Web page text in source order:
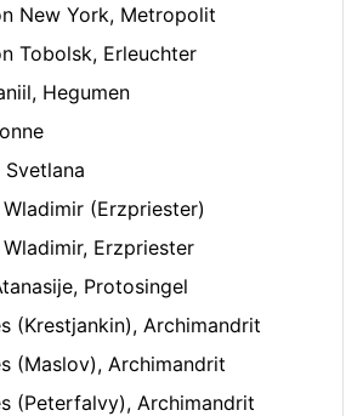
New York, Metropolit
Tobolsk, Erleuchter
Hegumen
Svetlana
(Erzpriester)
Erzpriester
Protosingel
(Krestjankin), Archimandrit
(Maslov), Archimandrit
(Peterfalvy), Archimandrit